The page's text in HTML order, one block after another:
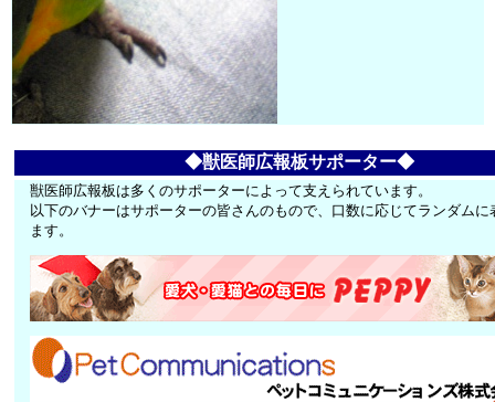
◆獣医師広報板サポーター◆
獣医師広報板は多くのサポーターによって支えられています。
以下のバナーはサポーターの皆さんのもので、口数に応じてランダムに
ます。